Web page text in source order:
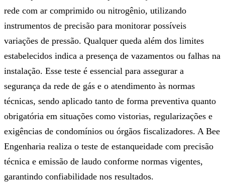
rede com ar comprimido ou nitrogênio, utilizando
instrumentos de precisão para monitorar possíveis
variações de pressão. Qualquer queda além dos limites
estabelecidos indica a presença de vazamentos ou falhas na
instalação. Esse teste é essencial para assegurar a
segurança da rede de gás e o atendimento às normas
técnicas, sendo aplicado tanto de forma preventiva quanto
obrigatória em situações como vistorias, regularizações e
exigências de condomínios ou órgãos fiscalizadores. A Bee
Engenharia realiza o teste de estanqueidade com precisão
técnica e emissão de laudo conforme normas vigentes,
garantindo confiabilidade nos resultados.